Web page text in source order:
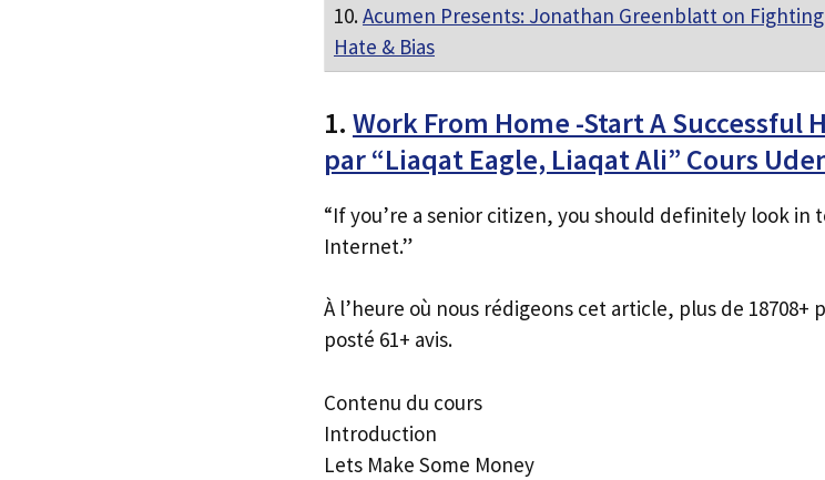
10.Acumen Presents: Jonathan Greenblatt on Fighting
Hate & Bias
1. Work From Home -Start A Successful
par “Liaqat Eagle, Liaqat Ali” Cours
“If you’re a senior citizen, you should definitely look
Internet.”
À l’heure où nous rédigeons cet article, plus de
posté 61+ avis.
Contenu du cours
Introduction
Lets Make Some Money